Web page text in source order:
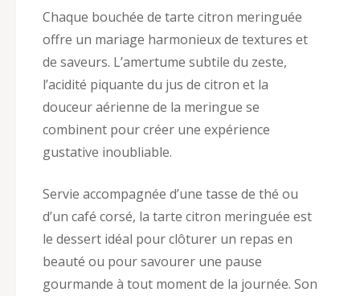
Chaque bouchée de tarte citron meringuée
offre un mariage harmonieux de textures et
de saveurs. L’amertume subtile du zeste,
l’acidité piquante du jus de citron et la
douceur aérienne de la meringue se
combinent pour créer une expérience
gustative inoubliable.
Servie accompagnée d’une tasse de thé ou
d’un café corsé, la tarte citron meringuée est
le dessert idéal pour clôturer un repas en
beauté ou pour savourer une pause
gourmande à tout moment de la journée. Son